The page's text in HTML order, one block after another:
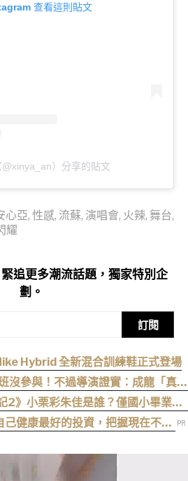
查看這則貼文
）分享的貼文
心亞, 性感, 流蘇, 演唱會, 火辣, 舞台,
耀
追更多潮流話題，獨家特別企
劃。
訂閱
Hybrid 全新混合訓練鞋正式登場
沒參與！不過導演證實：成龍「真的
有來片場」
》小栗彩朱佳是誰？僅國小畢業人
，IG、背景一次認識
健康最好的投資，把握現在不嫌